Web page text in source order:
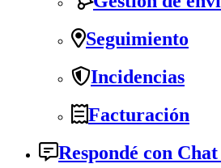
Seguimiento
Incidencias
Facturación
Respondé con